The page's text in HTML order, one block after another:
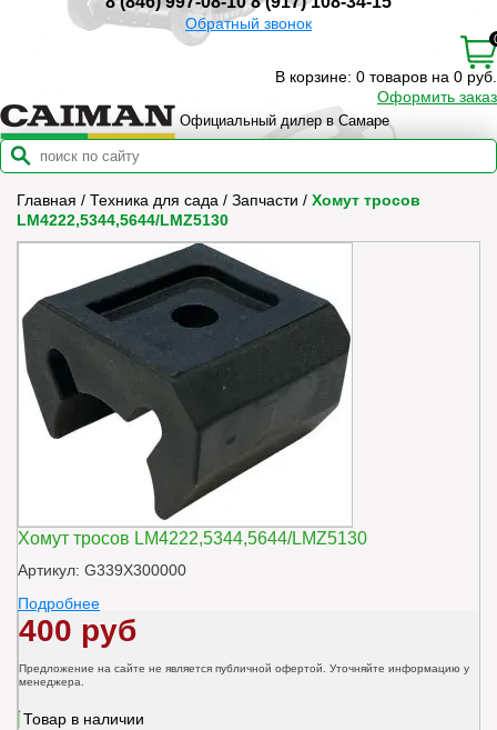
Обратный звонок
В корзине: 0 товаров на 0 руб.
Оформить заказ
Официальный дилер в Самаре
Главная / Техника для сада / Запчасти / Хомут тросов
LM4222,5344,5644/LMZ5130
Хомут тросов LM4222,5344,5644/LMZ5130
Артикул: G339X300000
Подробнее
400 руб
Предложение на сайте не является публичной офертой. Уточняйте информацию у
менеджера.
Товар в наличии